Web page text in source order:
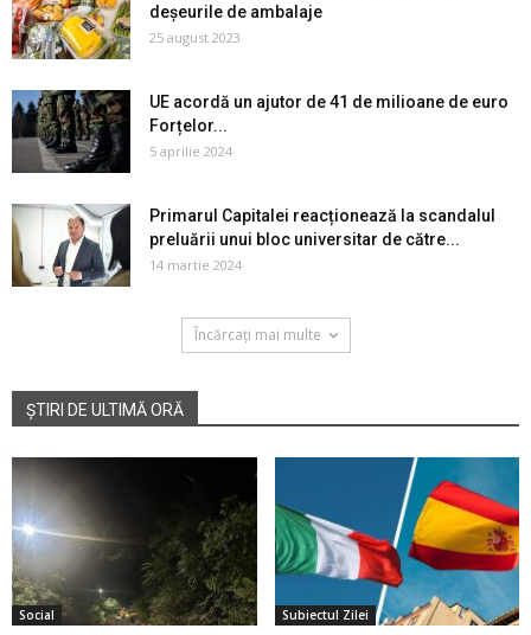
deșeurile de ambalaje
25 august 2023
UE acordă un ajutor de 41 de milioane de euro
Forțelor...
5 aprilie 2024
Primarul Capitalei reacționează la scandalul
preluării unui bloc universitar de către...
14 martie 2024
Încărcați mai multe
ȘTIRI DE ULTIMĂ ORĂ
Social Subiectul Zilei